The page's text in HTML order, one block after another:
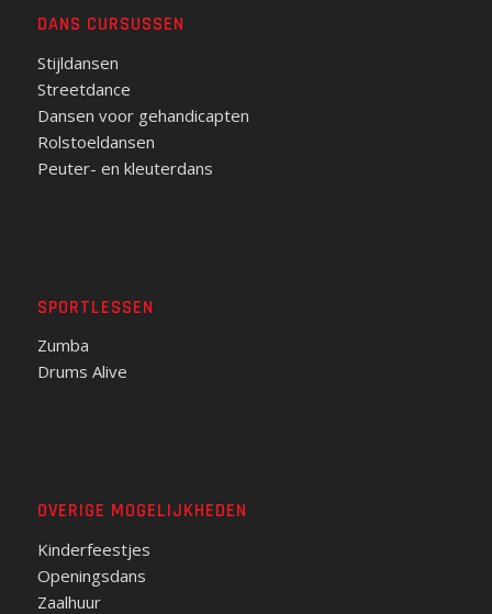
DANS CURSUSSEN
Stijldansen
Streetdance
Dansen voor gehandicapten
Rolstoeldansen
Peuter- en kleuterdans
SPORTLESSEN
Zumba
Drums Alive
OVERIGE MOGELIJKHEDEN
Kinderfeestjes
Openingsdans
Zaalhuur